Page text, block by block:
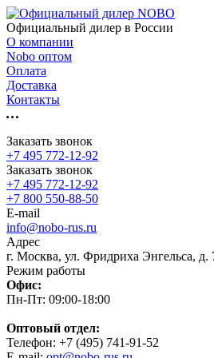
Официальный дилер в России
О компании
Nobo оптом
Оплата
Доставка
Контакты
Заказать звонок
+7 495 772-12-92
Заказать звонок
+7 495 772-12-92
+7 800 550-88-50
E-mail
info@nobo-rus.ru
Адрес
г. Москва, ул. Фридриха Энгельса, д.
Режим работы
Офис:
Пн-Пт: 09:00-18:00
Оптовый отдел:
Телефон: +7 (495) 741-91-52